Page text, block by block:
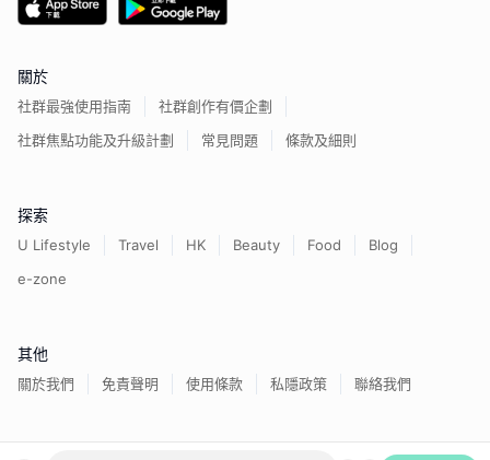
關於
社群最強使用指南
社群創作有價企劃
社群焦點功能及升級計劃
常見問題 條款及細則
探索
U Lifestyle Travel HK Beauty Food
Blog
e-zone
其他
關於我們 免責聲明 使用條款 私隱政策 聯絡我們